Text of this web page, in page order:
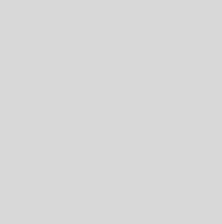
تعارض قوانین؛ مانع